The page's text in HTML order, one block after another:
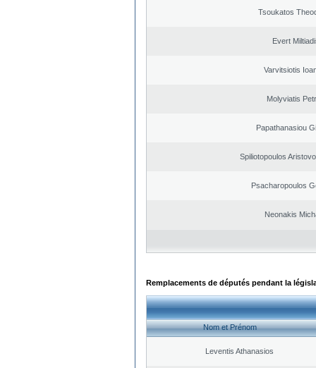
Tsoukatos
Evert
Varvitsiotis
Molyviatis
Papathanasiou
Spiliotopoulos
Psacharopoulos
Neonakis
Remplacements de députés pendant la
Nom et Prénom
Leventis Athanasios